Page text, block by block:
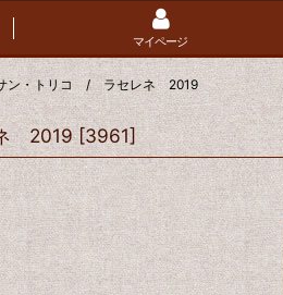
マイページ
ン・トリコ / ラセレネ 2019
2019 [3961]